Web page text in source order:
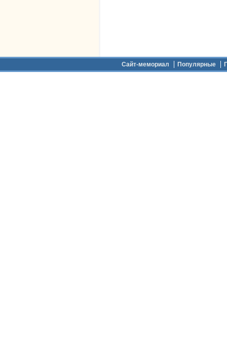
Сайт-мемориал Популярные